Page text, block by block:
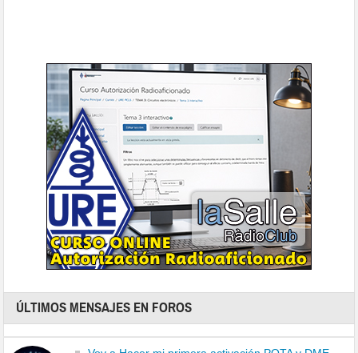
ÚLTIMOS MENSAJES EN FOROS